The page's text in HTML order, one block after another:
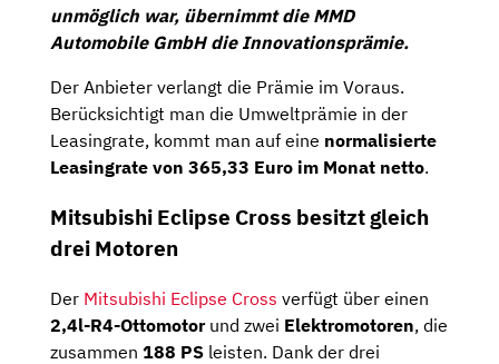
unmöglich war, übernimmt die MMD
Automobile GmbH die Innovationsprämie.
Der Anbieter verlangt die Prämie im Voraus.
Berücksichtigt man die Umweltprämie in der
Leasingrate, kommt man auf eine normalisierte
Leasingrate von 365,33 Euro im Monat netto.
Mitsubishi Eclipse Cross besitzt gleich
drei Motoren
Der Mitsubishi Eclipse Cross verfügt über einen
2,4l-R4-Ottomotorund zwei Elektromotoren, die
zusammen 188 PS leisten. Dank der drei